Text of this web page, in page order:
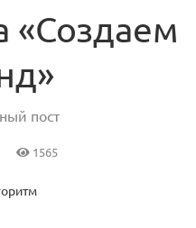
«Создаем
пост
1565